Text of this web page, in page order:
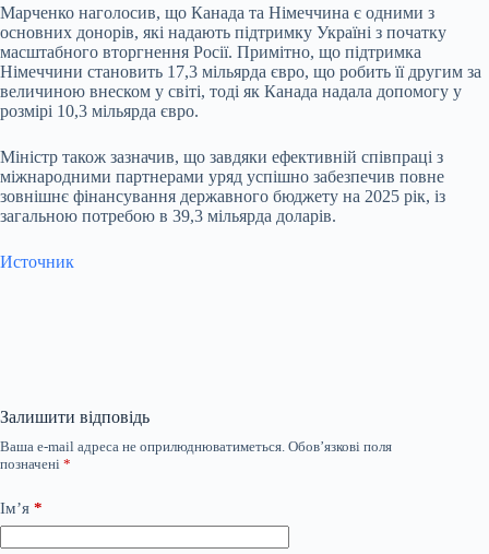
Марченко наголосив, що Канада та Німеччина є одними з
основних донорів, які надають підтримку Україні з початку
масштабного вторгнення Росії. Примітно, що підтримка
Німеччини становить 17,3 мільярда євро, що робить її другим за
величиною внеском у світі, тоді як Канада надала допомогу у
розмірі 10,3 мільярда євро.
Міністр також зазначив, що завдяки ефективній співпраці з
міжнародними партнерами уряд успішно забезпечив повне
зовнішнє фінансування державного бюджету на 2025 рік, із
загальною потребою в 39,3 мільярда доларів.
Источник
Залишити відповідь
Ваша e-mail адреса не оприлюднюватиметься. Обов’язкові поля
позначені *
Ім’я *